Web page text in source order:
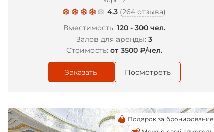
4.3 (264 отзыва)
Вместимость: 120 - 300 чел.
Залов для аренды:3
Стоимость: от 3500 ₽/чел.
Заказать Посмотреть
Подарок за бронирование